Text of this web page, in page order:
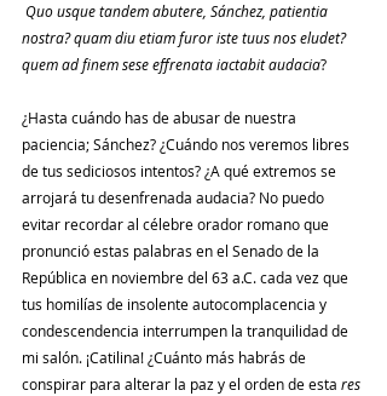
Quo usque tandem abutere, Sánchez, patientia
nostra? quam diu etiam furor iste tuus nos eludet?
quem ad finem sese effrenata iactabit audacia?
¿Hasta cuándo has de abusar de nuestra
paciencia; Sánchez? ¿Cuándo nos veremos libres
de tus sediciosos intentos? ¿A qué extremos se
arrojará tu desenfrenada audacia? No puedo
evitar recordar al célebre orador romano que
pronunció estas palabras en el Senado de la
República en noviembre del 63 a.C. cada vez que
tus homilías de insolente autocomplacencia y
condescendencia interrumpen la tranquilidad de
mi salón. ¡Catilina! ¿Cuánto más habrás de
conspirar para alterar la paz y el orden de esta res